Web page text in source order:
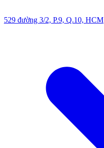
529 đường 3/2, P.9, Q.10, HCM